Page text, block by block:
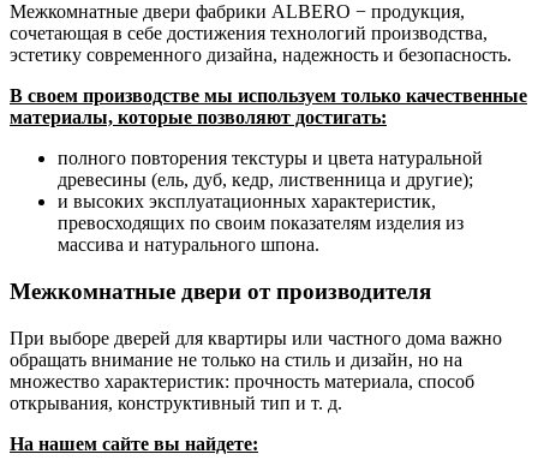
Межкомнатные двери фабрики ALBERO − продукция,
сочетающая в себе достижения технологий производства,
эстетику современного дизайна, надежность и безопасность.
В своем производстве мы используем только качественные
материалы, которые позволяют достигать:
полного повторения текстуры и цвета натуральной
древесины (ель, дуб, кедр, лиственница и другие);
и высоких эксплуатационных характеристик,
превосходящих по своим показателям изделия из
массива и натурального шпона.
Межкомнатные двери от производителя
При выборе дверей для квартиры или частного дома важно
обращать внимание не только на стиль и дизайн, но на
множество характеристик: прочность материала, способ
открывания, конструктивный тип и т. д.
На нашем сайте вы найдете: